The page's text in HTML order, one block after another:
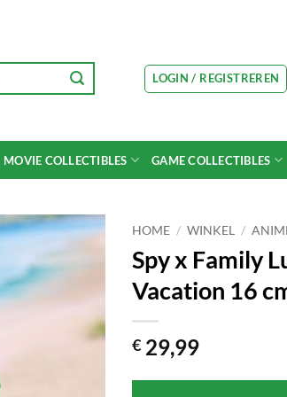
LOGIN / REGISTREREN
MOVIE COLLECTIBLES GAME COLLECTIBLES
HOME / WINKEL /
Spy x Family
Vacation 16
€ 29,99